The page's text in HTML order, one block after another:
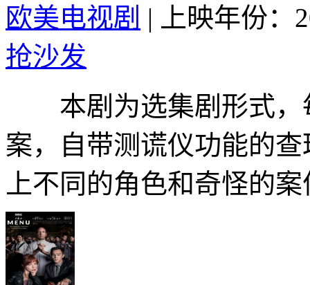
欧美电视剧 |
上映年份：
抢沙发
本剧为选集剧形式，
案，自带测谎仪功能的
上不同的角色和奇怪的